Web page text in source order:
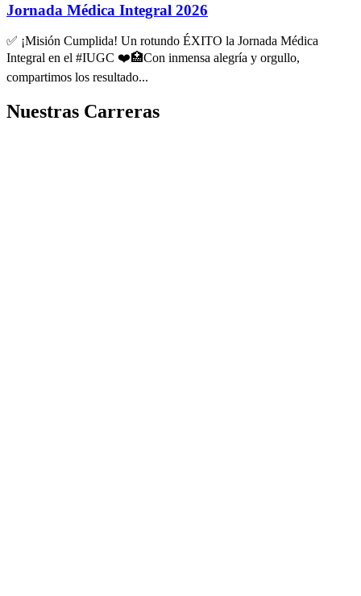
Jornada Médica Integral 2026
✅ ¡Misión Cumplida! Un rotundo ÉXITO la Jornada Médica
Integral en el #IUGC ❤️🏥Con inmensa alegría y orgullo,
compartimos los resultado...
Nuestras Carreras